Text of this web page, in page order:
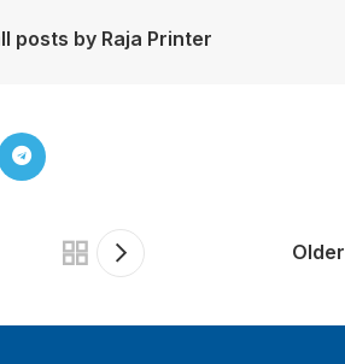
posts by Raja Printer
Older